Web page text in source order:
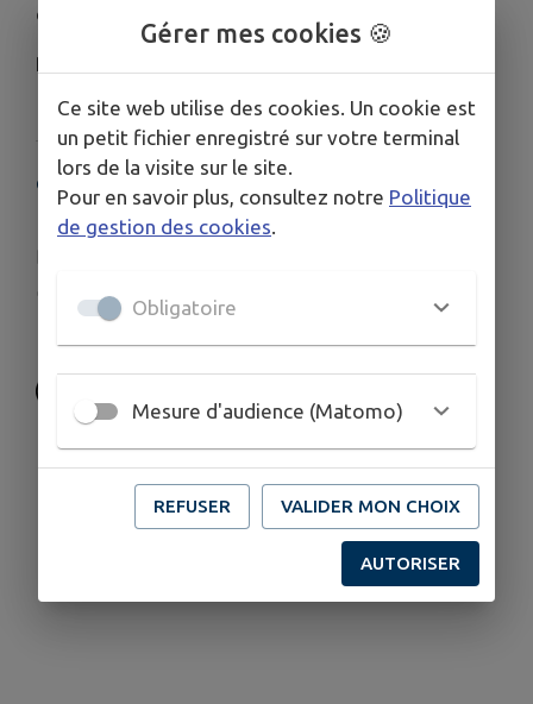
d’informations).
Président : M.
COORDONNÉES
RD 82, Benfeld, France, 67230
www.cartedepeche.fr/association/2742/124-a...
Gérer mes cookies 🍪
Ce site web utilise des cookies. Un cookie est
un petit fichier enregistré sur votre terminal
lors de la visite sur le site.
Pour en savoir plus, consultez notre Politique
de gestion des cookies
Obligatoire
Mesure d'audience (Matomo)
REFUSER VALIDER MON CHOIX
AUTORISER